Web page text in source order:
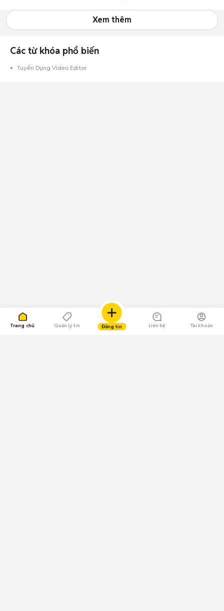
Trang chủ Quản lý tin Đăng tin Liên hệ Tài khoản
Xem thêm
Các từ khóa phổ biến
Tuyển Dụng Video Editor